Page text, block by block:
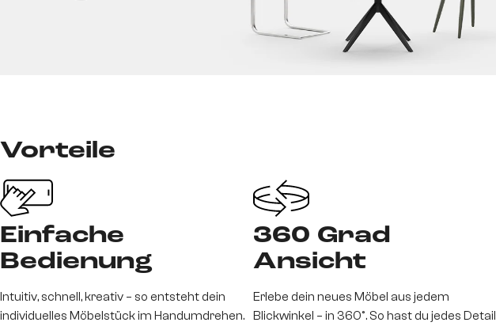
Vorteile
Einfache
Bedienung
Intuitiv, schnell, kreativ – so entsteht dein
individuelles Möbelstück im Handumdrehen.
360 Grad
Ansicht
Erlebe dein neues Möbel aus jedem
Blickwinkel – in 360°. So hast du jedes Detail